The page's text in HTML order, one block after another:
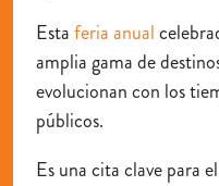
Estaferia anual
amplia gama de
evolucionan con los
públicos.
Es una cita clave para